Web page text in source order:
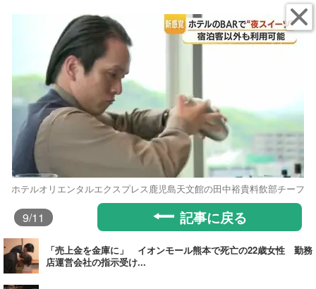
ホテルオリエンタルエクスプレス鹿児島天文館の田中裕貴料飲部チーフ
9/11 記事に戻る
「売上金を金庫に」 イオンモール熊本で死亡の22歳女性 勤務
店運営会社の指示受け...